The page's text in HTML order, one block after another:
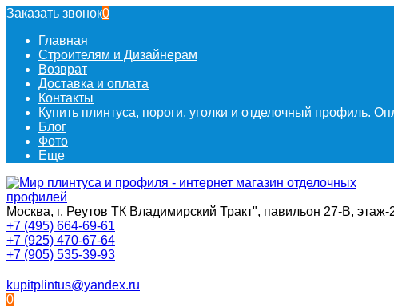
Заказать звонок0
Главная
Строителям и Дизайнерам
Возврат
Доставка и оплата
Контакты
Купить плинтуса, пороги, уголки и отделочный профиль.
Блог
Фото
Еще
Москва, г. Реутов ТК Владимирский Тракт", павильон 27-В, этаж-
+7 (495) 664-69-61
+7 (925) 470-67-64
+7 (905) 535-39-93
kupitplintus@yandex.ru
0